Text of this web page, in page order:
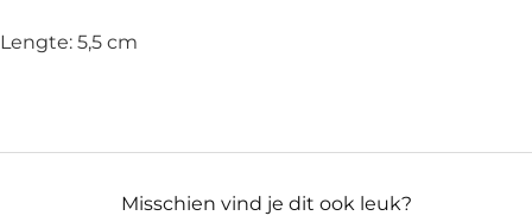
Lengte: 5,5 cm
Misschien vind je dit ook leuk?